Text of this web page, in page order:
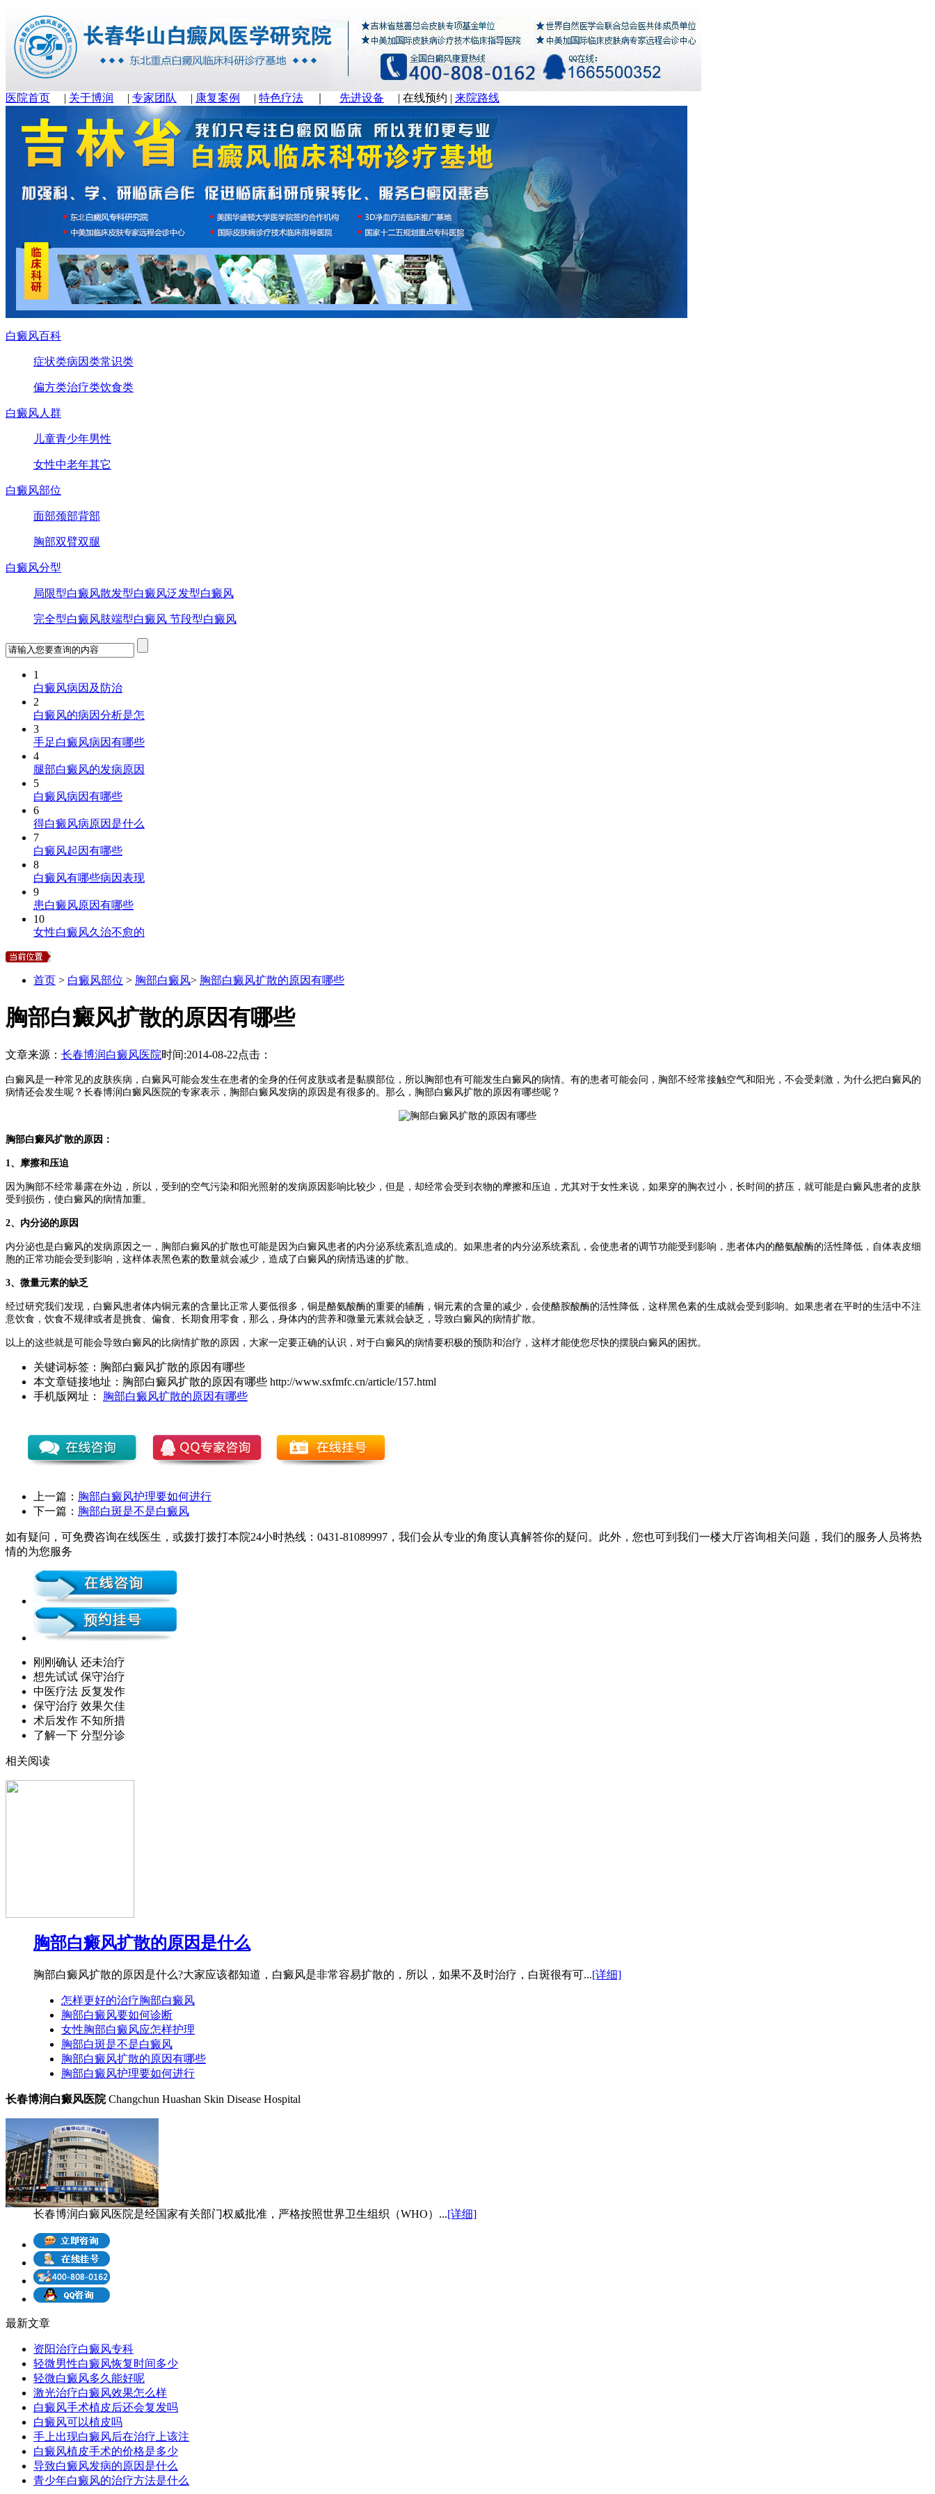
医院首页 | 关于博润 | 专家团队 | 康复案例 | 特色疗法 先进设备 | 在线预约 | 来院路线
白癜风百科
症状类病因类常识类
偏方类治疗类饮食类
白癜风人群
儿童青少年男性
女性中老年其它
白癜风部位
面部颈部背部
胸部双臂双腿
白癜风分型
局限型白癜风散发型白癜风泛发型白癜风
完全型白癜风肢端型白癜风 节段型白癜风
1
白癜风病因及防治
2
白癜风的病因分析是怎
3
手足白癜风病因有哪些
4
腿部白癜风的发病原因
5
白癜风病因有哪些
6
得白癜风病原因是什么
7
白癜风起因有哪些
8
白癜风有哪些病因表现
9
患白癜风原因有哪些
10
女性白癜风久治不愈的
首页 > 白癜风部位 > 胸部白癜风> 胸部白癜风扩散的原因有哪些
胸部白癜风扩散的原因有哪些
文章来源： 长春博润白癜风医院时间:2014-08-22点击：
白癜风是一种常见的皮肤疾病，白癜风可能会发生在患者的全身的任何皮肤或者是黏膜部位，所以胸部也有可能发生白癜风的病情。有的患者可能会问，胸部不经常接触空气和阳光，不会受刺激，为什么把白癜风的
病情还会发生呢？长春博润白癜风医院的专家表示，胸部白癜风发病的原因是有很多的。那么，胸部白癜风扩散的原因有哪些呢？
胸部白癜风扩散的原因：
1、摩擦和压迫
因为胸部不经常暴露在外边，所以，受到的空气污染和阳光照射的发病原因影响比较少，但是，却经常会受到衣物的摩擦和压迫，尤其对于女性来说，如果穿的胸衣过小，长时间的挤压，就可能是白癜风患者的皮肤
受到损伤，使白癜风的病情加重。
2、内分泌的原因
内分泌也是白癜风的发病原因之一，胸部白癜风的扩散也可能是因为白癜风患者的内分泌系统紊乱造成的。如果患者的内分泌系统紊乱，会使患者的调节功能受到影响，患者体内的酪氨酸酶的活性降低，自体表皮细
胞的正常功能会受到影响，这样体表黑色素的数量就会减少，造成了白癜风的病情迅速的扩散。
3、微量元素的缺乏
经过研究我们发现，白癜风患者体内铜元素的含量比正常人要低很多，铜是酪氨酸酶的重要的辅酶，铜元素的含量的减少，会使酪胺酸酶的活性降低，这样黑色素的生成就会受到影响。如果患者在平时的生活中不注
意饮食，饮食不规律或者是挑食、偏食、长期食用零食，那么，身体内的营养和微量元素就会缺乏，导致白癜风的病情扩散。
以上的这些就是可能会导致白癜风的比病情扩散的原因，大家一定要正确的认识，对于白癜风的病情要积极的预防和治疗，这样才能使您尽快的摆脱白癜风的困扰。
关键词标签： 胸部白癜风扩散的原因有哪些
本文章链接地址： 胸部白癜风扩散的原因有哪些 http://www.sxfmfc.cn/article/157.html
手机版网址：
胸部白癜风扩散的原因有哪些
上一篇： 胸部白癜风护理要如何进行
下一篇： 胸部白斑是不是白癜风
如有疑问，可免费咨询在线医生，或拨打拨打本院24小时热线：0431-81089997，我们会从专业的角度认真解答你的疑问。此外，您也可到我们一楼大厅咨询相关问题，我们的服务人员将热
情的为您服务
刚刚确认 还未治疗
想先试试 保守治疗
中医疗法 反复发作
保守治疗 效果欠佳
术后发作 不知所措
了解一下 分型分诊
相关阅读
胸部白癜风扩散的原因是什么
胸部白癜风扩散的原因是什么?大家应该都知道，白癜风是非常容易扩散的，所以，如果不及时治疗，白斑很有可...[详细]
怎样更好的治疗胸部白癜风
胸部白癜风要如何诊断
女性胸部白癜风应怎样护理
胸部白斑是不是白癜风
胸部白癜风扩散的原因有哪些
胸部白癜风护理要如何进行
长春博润白癜风医院 Changchun Huashan Skin Disease Hospital
长春博润白癜风医院是经国家有关部门权威批准，严格按照世界卫生组织（WHO）...[详细]
最新文章
资阳治疗白癜风专科
轻微男性白癜风恢复时间多少
轻微白癜风多久能好呢
激光治疗白癜风效果怎么样
白癜风手术植皮后还会复发吗
白癜风可以植皮吗
手上出现白癜风后在治疗上该注
白癜风植皮手术的价格是多少
导致白癜风发病的原因是什么
青少年白癜风的治疗方法是什么